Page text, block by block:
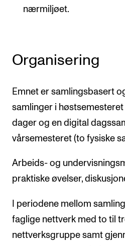
nærmiljøet.
Organisering
Emnet er samlingsbasert
samlinger i
dager og en digital
vårsemesteret (to fysiske
Arbeids- og
praktiske øvelser,
I periodene mellom
faglige nettverk med to til
nettverksgruppe samt